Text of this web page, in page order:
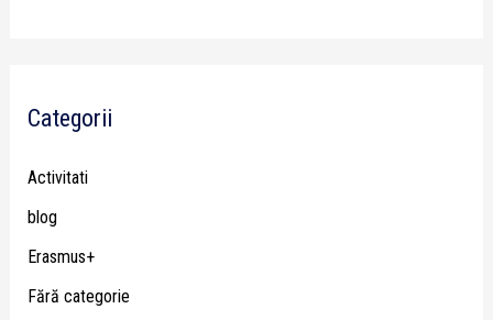
Categorii
Activitati
blog
Erasmus+
Fără categorie